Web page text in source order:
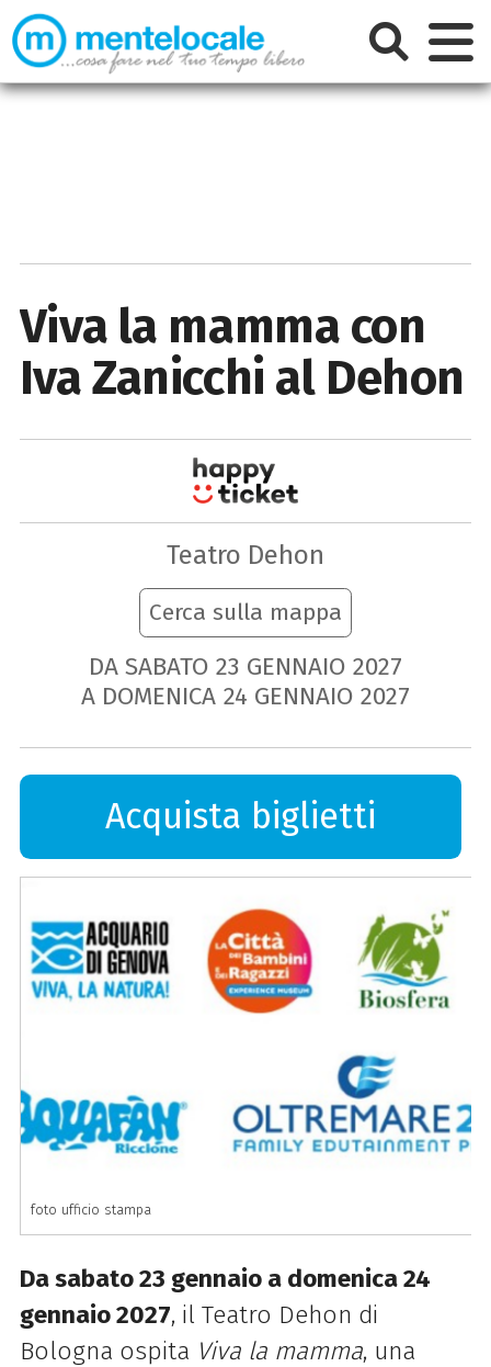
Viva la mamma con
Iva Zanicchi al Dehon
Teatro Dehon
Cerca sulla mappa
DA SABATO 23 GENNAIO 2027
A DOMENICA 24 GENNAIO 2027
Acquista biglietti
foto ufficio stampa
Da sabato 23 gennaio a domenica 24
gennaio 2027, il Teatro Dehon di
Bologna ospita Viva la mamma, una